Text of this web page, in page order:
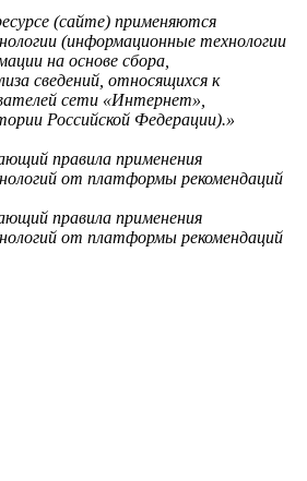
(сайте) применяются
(информационные технологии
на основе сбора,
сведений, относящихся к
сети «Интернет»,
Российской Федерации).»
правила применения
от платформы рекомендаций
правила применения
от платформы рекомендаций